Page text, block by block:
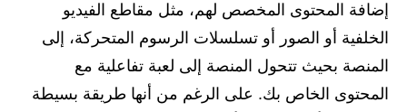
إضافة المحتوى المخصص لهم، مثل مقاطع الفيديو
الخلفية أو الصور أو تسلسلات الرسوم المتحركة، إلى
المنصة بحيث تتحول المنصة إلى لعبة تفاعلية مع
المحتوى الخاص بك. على الرغم من أنها طريقة بسيطة